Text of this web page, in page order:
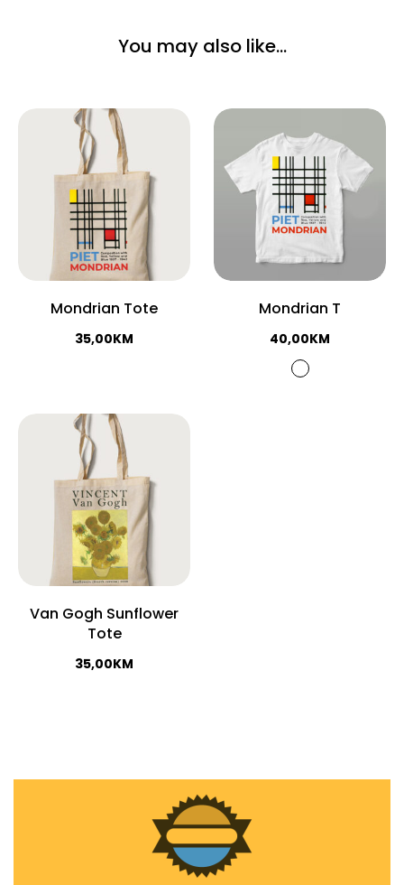
You may also like…
Mondrian Tote
35,00KM
Mondrian T
40,00KM
Van Gogh Sunflower
Tote
35,00KM